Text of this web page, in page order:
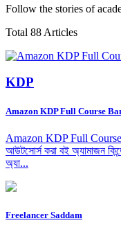
Follow the stories of
Total 88 Articles
KDP
Amazon KDP Full Course
Amazon KDP Full Course
আউটসোর্স করা বই অ্যামাজন
অ্যা...
Freelancer Saddam